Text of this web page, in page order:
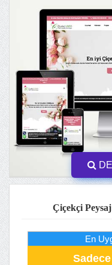
Çiçekçi
En